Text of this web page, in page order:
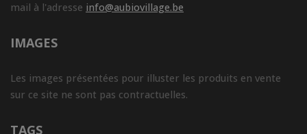
mail à l'adresse info@aubiovillage.be
IMAGES
Les images présentées pour illuster les produits en vente
sur ce site ne sont pas contractuelles.
TAGS